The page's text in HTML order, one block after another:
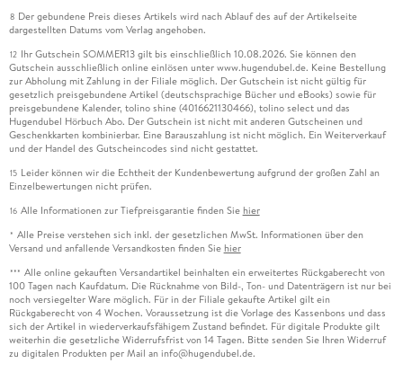
8 Der gebundene Preis dieses Artikels wird nach Ablauf des auf der Artikelseite
dargestellten Datums vom Verlag angehoben.
12 Ihr Gutschein SOMMER13 gilt bis einschließlich 10.08.2026. Sie können den
Gutschein ausschließlich online einlösen unter www.hugendubel.de. Keine Bestellung
zur Abholung mit Zahlung in der Filiale möglich. Der Gutschein ist nicht gültig für
gesetzlich preisgebundene Artikel (deutschsprachige Bücher und eBooks) sowie für
preisgebundene Kalender, tolino shine (4016621130466), tolino select und das
Hugendubel Hörbuch Abo. Der Gutschein ist nicht mit anderen Gutscheinen und
Geschenkkarten kombinierbar. Eine Barauszahlung ist nicht möglich. Ein Weiterverkauf
und der Handel des Gutscheincodes sind nicht gestattet.
15 Leider können wir die Echtheit der Kundenbewertung aufgrund der großen Zahl an
Einzelbewertungen nicht prüfen.
16 Alle Informationen zur Tiefpreisgarantie finden Sie hier
* Alle Preise verstehen sich inkl. der gesetzlichen MwSt. Informationen über den
Versand und anfallende Versandkosten finden Sie hier
*** Alle online gekauften Versandartikel beinhalten ein erweitertes Rückgaberecht von
100 Tagen nach Kaufdatum. Die Rücknahme von Bild-, Ton- und Datenträgern ist nur bei
noch versiegelter Ware möglich. Für in der Filiale gekaufte Artikel gilt ein
Rückgaberecht von 4 Wochen. Voraussetzung ist die Vorlage des Kassenbons und dass
sich der Artikel in wiederverkaufsfähigem Zustand befindet. Für digitale Produkte gilt
weiterhin die gesetzliche Widerrufsfrist von 14 Tagen. Bitte senden Sie Ihren Widerruf
zu digitalen Produkten per Mail an info@hugendubel.de.